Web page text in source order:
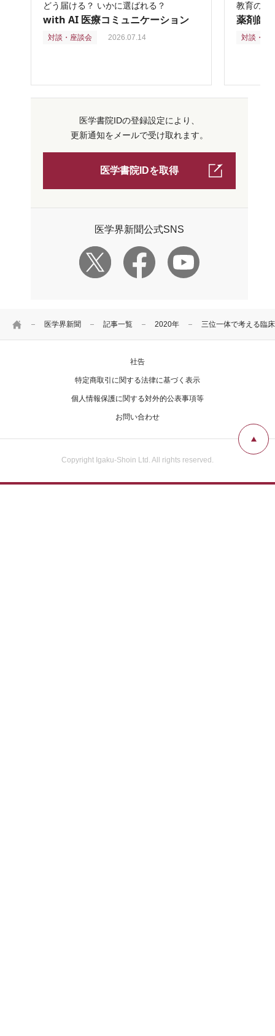
HOME 医学界新聞 記事一覧 2020年 三位一体で考える臨
どう届ける？ いかに選ばれる？
with AI 医療コミュニケーション
対談・座談会 2026.07.14
教育の再
薬剤師
対談・座
医学書院IDの登録設定により、
更新通知をメールで受け取れます。
医学書院IDを取得
医学界新聞公式SNS
社告
特定商取引に関する法律に基づく表示
個人情報保護に関する対外的公表事項等
お問い合わせ
Copyright Igaku-Shoin Ltd. All rights reserved.